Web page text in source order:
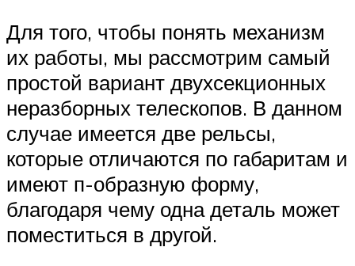
Для того, чтобы понять механизм
их работы, мы рассмотрим самый
простой вариант двухсекционных
неразборных телескопов. В данном
случае имеется две рельсы,
которые отличаются по габаритам и
имеют п-образную форму,
благодаря чему одна деталь может
поместиться в другой.